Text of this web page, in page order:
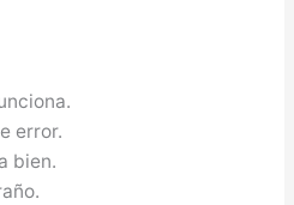
error.
bien.